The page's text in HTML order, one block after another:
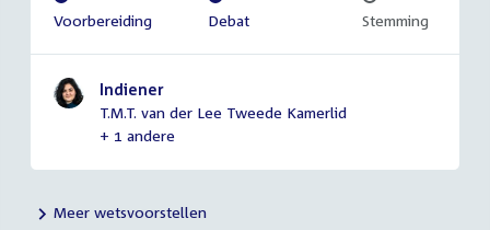
Voltooid:
Voorbereiding Voltooid:
Debat Onvoltooid:
Stemming
Indiener
T.M.T. van der Lee Tweede Kamerlid
+ 1 andere
Meer wetsvoorstellen